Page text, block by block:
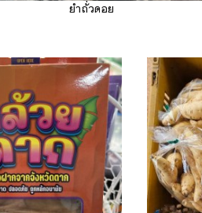
ยาดมมีนา(สูตรใหม่)